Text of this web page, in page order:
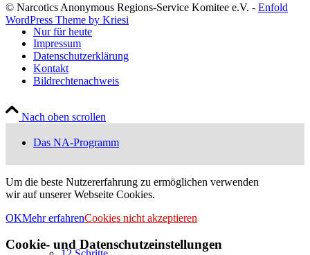
Nur für heute
Das NA-Programm
© Narcotics Anonymous Regions-Service Komitee e.V. - Enfold
WordPress Theme by Kriesi
Impressum
Datenschutzerklärung
Kontakt
Bildrechtenachweis
Nach oben scrollen
Um die beste Nutzererfahrung zu ermöglichen verwenden
wir auf unserer Webseite Cookies.
OKMehr erfahrenCookies nicht akzeptieren
Cookie- und Datenschutzeinstellungen